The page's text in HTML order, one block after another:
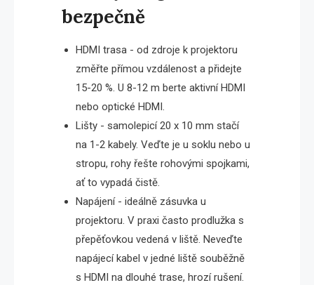
bezpečně
HDMI trasa - od zdroje k projektoru
změřte přímou vzdálenost a přidejte
15-20 %. U 8-12 m berte aktivní HDMI
nebo optické HDMI.
Lišty - samolepicí 20 x 10 mm stačí
na 1-2 kabely. Veďte je u soklu nebo u
stropu, rohy řešte rohovými spojkami,
ať to vypadá čistě.
Napájení - ideálně zásuvka u
projektoru. V praxi často prodlužka s
přepěťovkou vedená v liště. Neveďte
napájecí kabel v jedné liště souběžně
s HDMI na dlouhé trase, hrozí rušení.